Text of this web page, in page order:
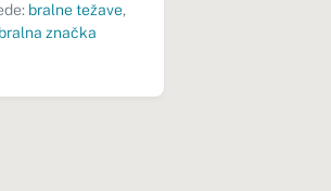
bralne težave,
bralna značka